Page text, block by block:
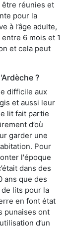
réunies et
pour la
à l’âge adulte,
6 mois et 1
et cela peut
?
difficile aux
et aussi leur
lit fait partie
d’où
garder une
Pour
l'époque
dans des
ans que des
lits pour la
en font état
punaises ont
d’un